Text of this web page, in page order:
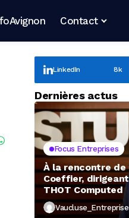
Contact
LinkedIn 8k
Dernières actus
Focus Entreprises
À la rencontre de
Coeffier,
THOT Computed
Vaucluse_Entreprise